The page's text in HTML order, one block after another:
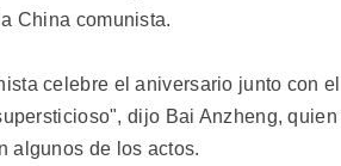
China comunista.
celebre el aniversario junto con
dijo Bai Anzheng,
algunos de los actos.